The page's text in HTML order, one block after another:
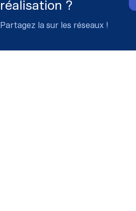
réalisation ?
Partagez la sur les réseaux !